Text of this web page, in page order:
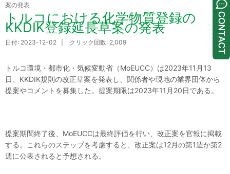
案の発表
トルコにおける化学物質登録の
KKDIK登録延長草案の発表
日付: 2023-12-02 | クリック回数: 2,009
トルコ環境・都市化・気候変動省（MoEUCC）は2023年11月13
日、KKDIK規則の改正草案を発表し、関係者や現地の業界団体から
提案やコメントを募集した。提案期限は2023年11月20日である。
提案期間終了後、MoEUCCは最終評価を行い、改正案を官報に掲載
する。これらのステップを考慮すると、改正案は12月の第1週か第2
週に公表されると予想される。